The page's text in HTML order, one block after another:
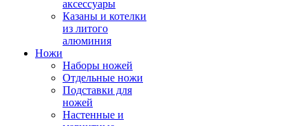
аксессуары
Казаны и котелки
из литого
алюминия
Ножи
Наборы ножей
Отдельные ножи
Подставки для
ножей
Настенные и